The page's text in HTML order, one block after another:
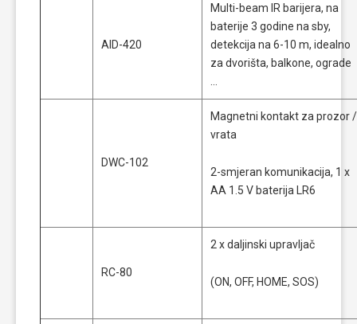
AID-420
Multi-beam IR barijera, na
baterije 3 godine na sby,
detekcija na 6-10 m, idealno
za dvorišta, balkone, ograde
DWC-102
Magnetni kontakt za prozor /
vrata
2-smjeran komunikacija, 1 x
AA 1.5 V baterija LR6
RC-80
2 x daljinski upravljač
(ON, OFF, HOME, SOS)